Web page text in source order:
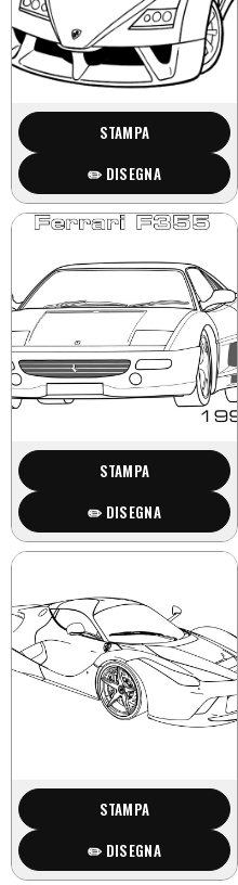
STAMPA
✏️ DISEGNA
STAMPA
✏️ DISEGNA
STAMPA
✏️ DISEGNA